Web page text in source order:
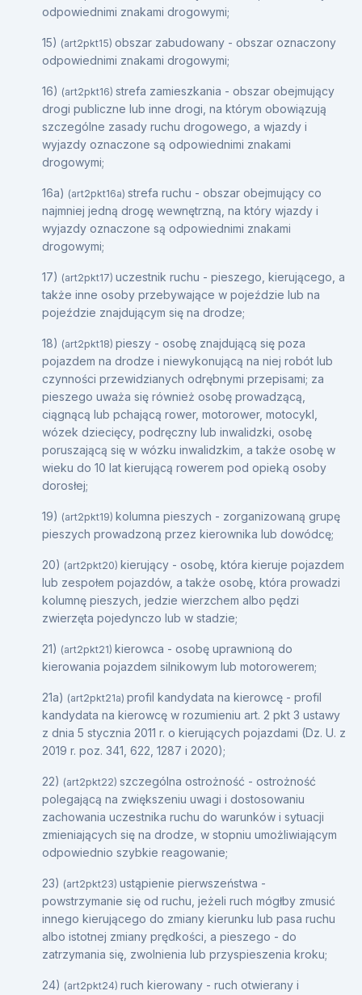
odpowiednimi znakami drogowymi;
15) (art2pkt15) obszar zabudowany - obszar oznaczony
odpowiednimi znakami drogowymi;
16) (art2pkt16) strefa zamieszkania - obszar obejmujący
drogi publiczne lub inne drogi, na którym obowiązują
szczególne zasady ruchu drogowego, a wjazdy i
wyjazdy oznaczone są odpowiednimi znakami
drogowymi;
16a) (art2pkt16a) strefa ruchu - obszar obejmujący co
najmniej jedną drogę wewnętrzną, na który wjazdy i
wyjazdy oznaczone są odpowiednimi znakami
drogowymi;
17) (art2pkt17) uczestnik ruchu - pieszego, kierującego, a
także inne osoby przebywające w pojeździe lub na
pojeździe znajdującym się na drodze;
18) (art2pkt18) pieszy - osobę znajdującą się poza
pojazdem na drodze i niewykonującą na niej robót lub
czynności przewidzianych odrębnymi przepisami; za
pieszego uważa się również osobę prowadzącą,
ciągnącą lub pchającą rower, motorower, motocykl,
wózek dziecięcy, podręczny lub inwalidzki, osobę
poruszającą się w wózku inwalidzkim, a także osobę w
wieku do 10 lat kierującą rowerem pod opieką osoby
dorosłej;
19) (art2pkt19) kolumna pieszych - zorganizowaną grupę
pieszych prowadzoną przez kierownika lub dowódcę;
20) (art2pkt20) kierujący - osobę, która kieruje pojazdem
lub zespołem pojazdów, a także osobę, która prowadzi
kolumnę pieszych, jedzie wierzchem albo pędzi
zwierzęta pojedynczo lub w stadzie;
21) (art2pkt21) kierowca - osobę uprawnioną do
kierowania pojazdem silnikowym lub motorowerem;
21a) (art2pkt21a) profil kandydata na kierowcę - profil
kandydata na kierowcę w rozumieniu art. 2 pkt 3 ustawy
z dnia 5 stycznia 2011 r. o kierujących pojazdami (Dz. U. z
2019 r. poz. 341, 622, 1287 i 2020);
22) (art2pkt22) szczególna ostrożność - ostrożność
polegającą na zwiększeniu uwagi i dostosowaniu
zachowania uczestnika ruchu do warunków i sytuacji
zmieniających się na drodze, w stopniu umożliwiającym
odpowiednio szybkie reagowanie;
23) (art2pkt23) ustąpienie pierwszeństwa -
powstrzymanie się od ruchu, jeżeli ruch mógłby zmusić
innego kierującego do zmiany kierunku lub pasa ruchu
albo istotnej zmiany prędkości, a pieszego - do
zatrzymania się, zwolnienia lub przyspieszenia kroku;
24) (art2pkt24) ruch kierowany - ruch otwierany i